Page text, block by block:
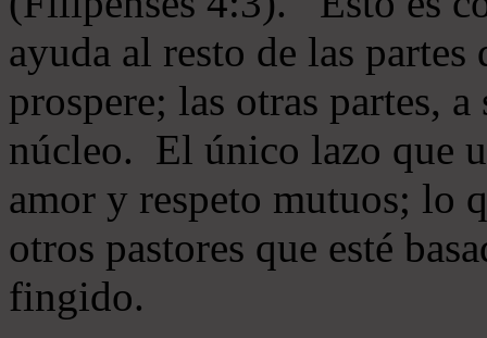
ayuda al resto de las
prospere; las otras partes,
núcleo. El único lazo que
amor y respeto mutuos; lo
otros pastores que esté
fingido.